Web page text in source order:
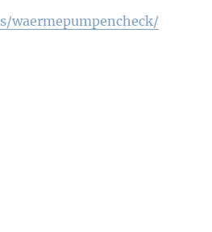
waermepumpencheck/